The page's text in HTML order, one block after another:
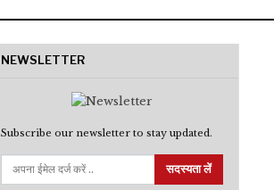
NEWSLETTER
Subscribe our newsletter to stay updated.
सदस्यता लें